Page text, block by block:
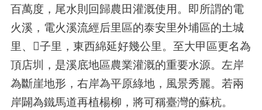
百萬度，尾水則回歸農田灌溉使用。即所謂的電
火溪，電火溪流經后里區的泰安里外埔區的土城
里、子里，東西綿延好幾公里。至大甲區更名為
頂店圳，是溪底地區農業灌溉的重要水源。左岸
為斷崖地形，右岸為平原綠地，風景秀麗。若兩
岸闢為鐵馬道再植楊柳，將可稱臺灣的蘇杭。